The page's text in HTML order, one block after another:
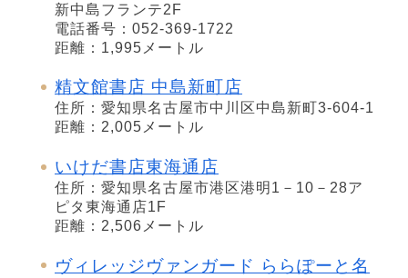
新中島フランテ2F
電話番号：052-369-1722
距離：1,995メートル
精文館書店 中島新町店
住所：愛知県名古屋市中川区中島新町3-604-1
距離：2,005メートル
いけだ書店東海通店
住所：愛知県名古屋市港区港明1－10－28ア
ピタ東海通店1F
距離：2,506メートル
ヴィレッジヴァンガード ららぽーと名